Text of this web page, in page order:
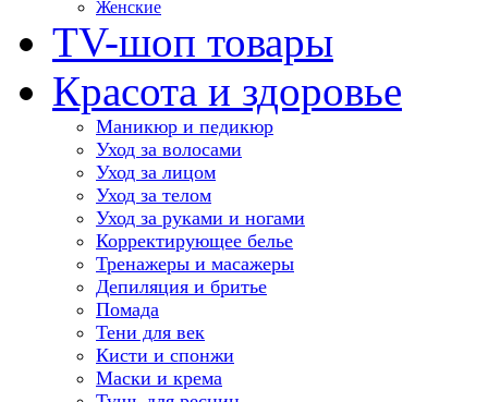
Женские
TV-шоп товары
Красота и здоровье
Маникюр и педикюр
Уход за волосами
Уход за лицом
Уход за телом
Уход за руками и ногами
Корректирующее белье
Тренажеры и масажеры
Депиляция и бритье
Помада
Тени для век
Кисти и спонжи
Маски и крема